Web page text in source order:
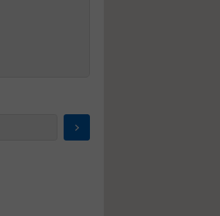
Suchen